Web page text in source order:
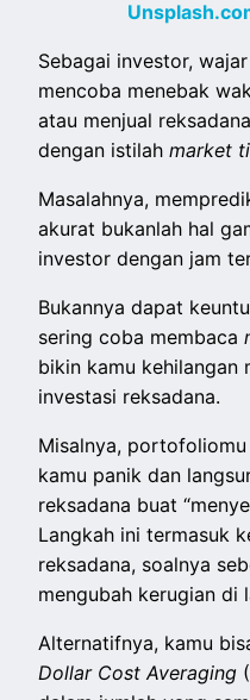
Sebagai investor,
mencoba menebak
atau menjual
dengan istilahmarket
Masalahnya,
akurat bukanlah hal
investor dengan jam
Bukannya dapat
sering coba membaca
bikin kamu kehilangan
investasi reksadana.
Misalnya,
kamu panik dan
reksadana buat
Langkah ini termasuk
reksadana, soalnya
mengubah kerugian di
Alternatifnya, kamu
Dollar Cost Averaging